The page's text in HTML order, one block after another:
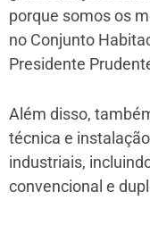
porque somos os
no Conjunto
Presidente
Além disso,
técnica e
industriais,
convencional e